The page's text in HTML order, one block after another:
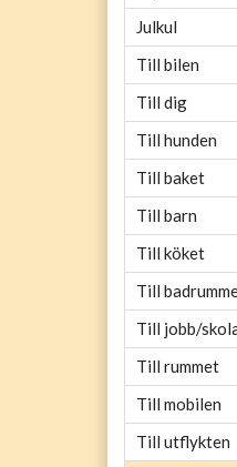
Julkul
Till bilen
Till dig
Till hunden
Till baket
Till barn
Till köket
Till
Till jobb/
Till rummet
Till mobilen
Till utflykten